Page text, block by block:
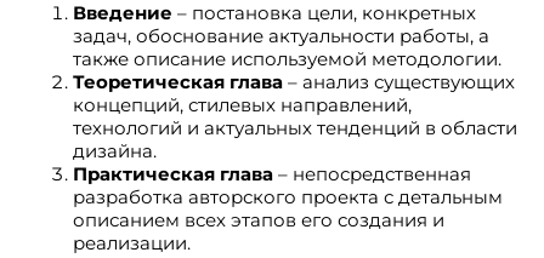
Введение – постановка цели, конкретных
задач, обоснование актуальности работы, а
также описание используемой методологии.
Теоретическая глава – анализ существующих
концепций, стилевых направлений,
технологий и актуальных тенденций в области
дизайна.
Практическая глава – непосредственная
разработка авторского проекта с детальным
описанием всех этапов его создания и
реализации.